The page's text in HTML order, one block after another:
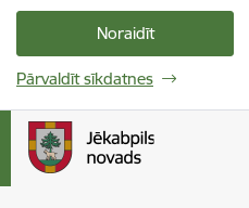
Noraidīt
Pārvaldīt sīkdatnes